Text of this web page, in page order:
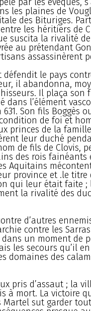
les plaines de
des Bituriges.
les héritiers de
suscita la rivalité de
au prétendant
assassinèrent
défendit le pays
il abandonna,
Il plaça son
dans l’élément
Son fils Boggès
de foi et
princes de la
leur duché
de fils de Clovis,
des rois fainéants
Aquitains
province et .le titre
qui leur était faite
la rivalité des
d’autres
contre les
un moment de
les secours qu’il
domaines des
pris d’assaut ; la
à mort. La victoire
Martel sut garder